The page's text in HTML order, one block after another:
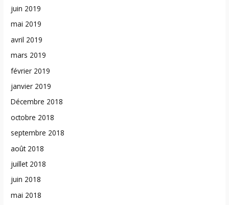
juin 2019
mai 2019
avril 2019
mars 2019
février 2019
janvier 2019
Décembre 2018
octobre 2018
septembre 2018
août 2018
juillet 2018
juin 2018
mai 2018